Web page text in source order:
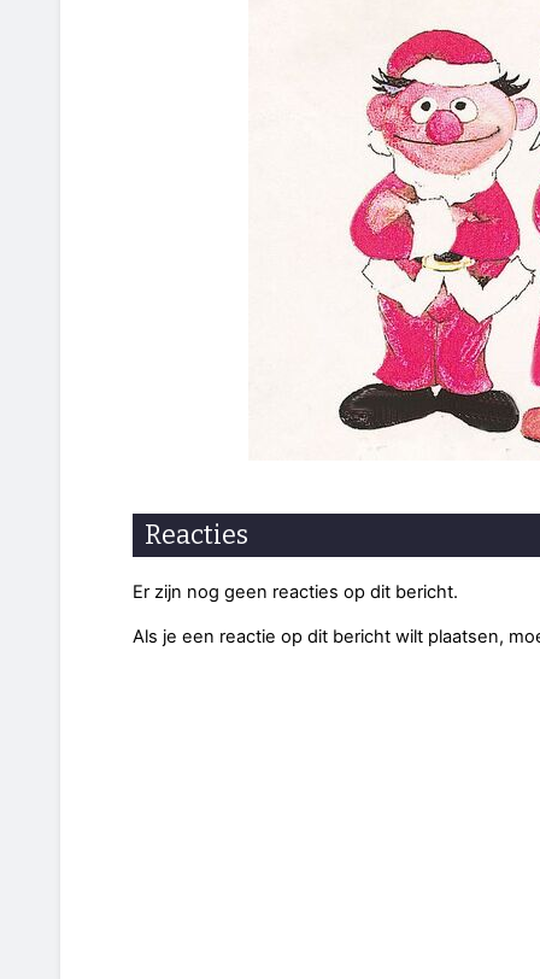
Reacties
Er zijn nog geen reacties op dit bericht.
Als je een reactie op dit bericht wilt plaatsen,